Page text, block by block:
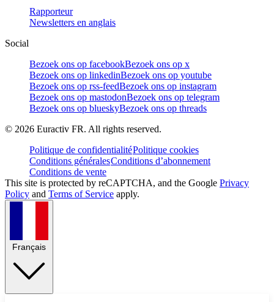
Rapporteur
Newsletters en anglais
Social
Bezoek ons op facebookBezoek ons op x
Bezoek ons op linkedinBezoek ons op youtube
Bezoek ons op rss-feedBezoek ons op instagram
Bezoek ons op mastodonBezoek ons op telegram
Bezoek ons op blueskyBezoek ons op threads
© 2026 Euractiv FR. All rights reserved.
Politique de confidentialitéPolitique cookies
Conditions généralesConditions d’abonnement
Conditions de vente
This site is protected by reCAPTCHA, and the Google Privacy
Policy and Terms of Service apply.
Français